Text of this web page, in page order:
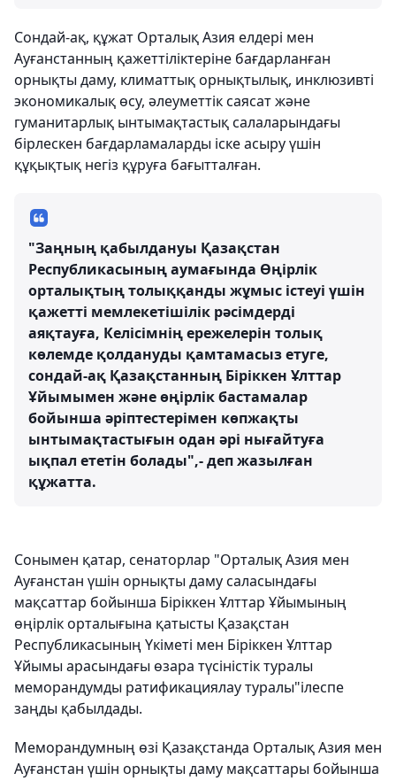
Сондай-ақ, құжат Орталық Азия елдері мен
Ауғанстанның қажеттіліктеріне бағдарланған
орнықты даму, климаттық орнықтылық, инклюзивті
экономикалық өсу, әлеуметтік саясат және
гуманитарлық ынтымақтастық салаларындағы
бірлескен бағдарламаларды іске асыру үшін
құқықтық негіз құруға бағытталған.
"Заңның қабылдануы Қазақстан
Республикасының аумағында Өңірлік
орталықтың толыққанды жұмыс істеуі үшін
қажетті мемлекетішілік рәсімдерді
аяқтауға, Келісімнің ережелерін толық
көлемде қолдануды қамтамасыз етуге,
сондай-ақ Қазақстанның Біріккен Ұлттар
Ұйымымен және өңірлік бастамалар
бойынша әріптестерімен көпжақты
ынтымақтастығын одан әрі нығайтуға
ықпал ететін болады",- деп жазылған
құжатта.
Сонымен қатар, сенаторлар "Орталық Азия мен
Ауғанстан үшін орнықты даму саласындағы
мақсаттар бойынша Біріккен Ұлттар Ұйымының
өңірлік орталығына қатысты Қазақстан
Республикасының Үкіметі мен Біріккен Ұлттар
Ұйымы арасындағы өзара түсіністік туралы
меморандумды ратификациялау туралы"ілеспе
заңды қабылдады.
Меморандумның өзі Қазақстанда Орталық Азия мен
Ауғанстан үшін орнықты даму мақсаттары бойынша